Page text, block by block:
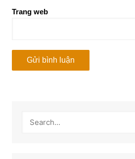
Trang web